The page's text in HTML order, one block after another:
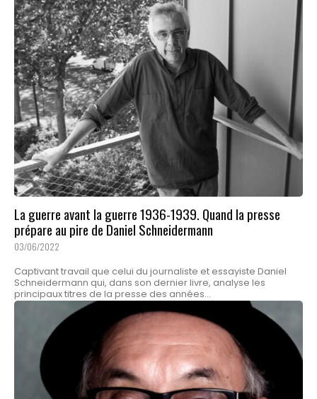
La guerre avant la guerre 1936-1939. Quand la presse
prépare au pire de Daniel Schneidermann
03/06/2022
Captivant travail que celui du journaliste et essayiste Daniel
Schneidermann qui, dans son dernier livre, analyse les
principaux titres de la presse des années...